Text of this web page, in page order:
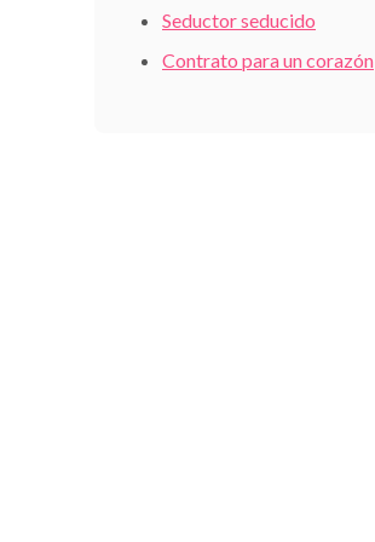
Seductor seducido
Contrato para un corazón